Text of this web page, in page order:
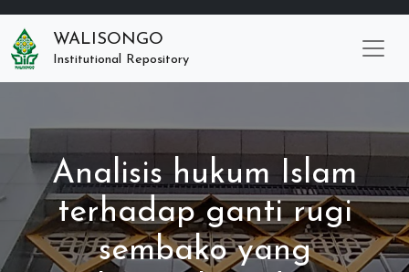
WALISONGO
Institutional Repository
Analisis hukum Islam
terhadap ganti rugi
sembako yang